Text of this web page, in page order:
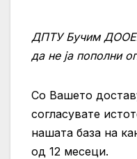
ДПТУ Бучим
да не ја пополни
Со Вашето
согласувате
нашата база на
од 12 месеци.